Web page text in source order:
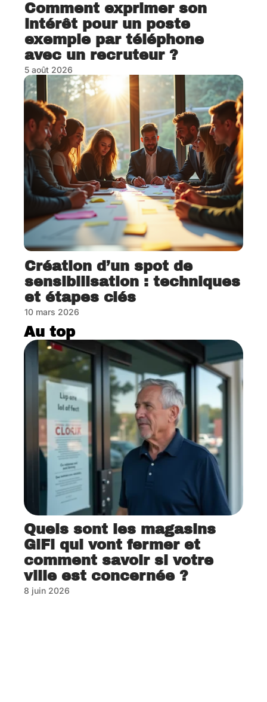
Comment exprimer son
intérêt pour un poste
exemple par téléphone
avec un recruteur ?
5 août 2026
Création d’un spot de
sensibilisation : techniques
et étapes clés
10 mars 2026
Au top
Quels sont les magasins
GiFi qui vont fermer et
comment savoir si votre
ville est concernée ?
8 juin 2026